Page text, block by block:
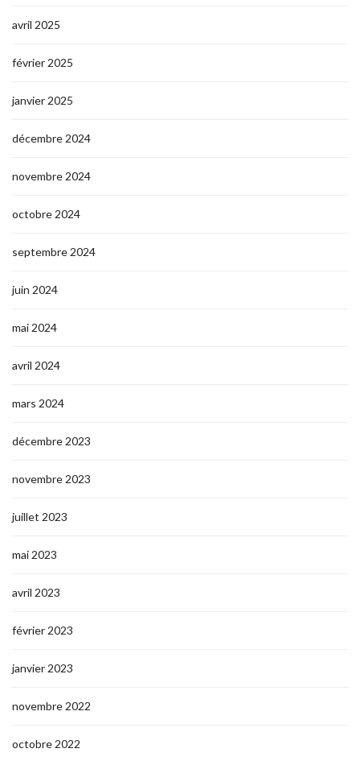
avril 2025
février 2025
janvier 2025
décembre 2024
novembre 2024
octobre 2024
septembre 2024
juin 2024
mai 2024
avril 2024
mars 2024
décembre 2023
novembre 2023
juillet 2023
mai 2023
avril 2023
février 2023
janvier 2023
novembre 2022
octobre 2022